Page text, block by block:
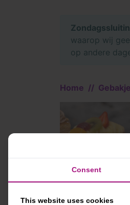
waarop wij
op andere
Home
Consent
This website uses cookies